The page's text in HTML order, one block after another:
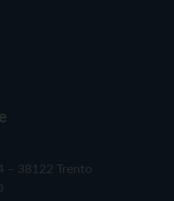
– 38122 Trento